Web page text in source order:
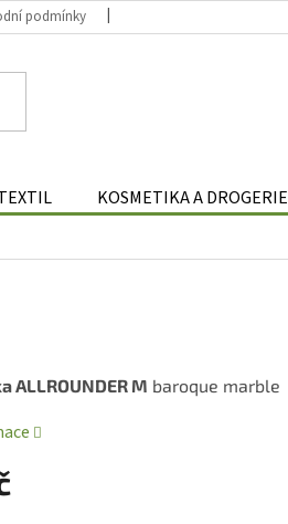
podmínky
KOSMETIKA A DROGERIE
ALLROUNDER M baroque marble